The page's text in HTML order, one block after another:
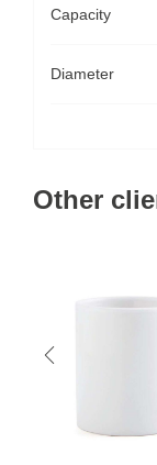
Capacity
Diameter
Other